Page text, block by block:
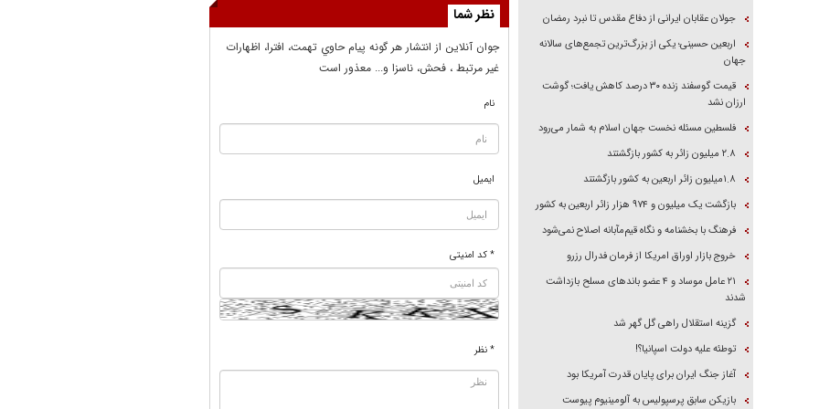
نظر شما
جوان آنلاين از انتشار هر گونه پيام حاوي تهمت، افترا، اظهارات
غير مرتبط ، فحش، ناسزا و... معذور است
نام
ایمیل
* کد امنیتی
* نظر
جولان عقابان ایرانی از دفاع مقدس تا نبرد رمضان
اربعین حسینی؛ یکی از بزرگ‌ترین تجمع‌های سالانه
جهان
قیمت گوسفند زنده ۳۰ درصد کاهش یافت؛ گوشت
ارزان نشد
فلسطین مسئله نخست جهان اسلام به شمار می‌رود
۲.۸ میلیون زائر به کشور بازگشتند
۱.۸میلیون زائر اربعین به کشور بازگشتند
بازگشت یک میلیون و ۹۷۴ هزار زائر اربعین به کشور
فرهنگ با بخشنامه و نگاه قیم‌مآبانه اصلاح نمی‌شود
خروج بازار اوراق امریکا از فرمان فدرال رزرو
۲۱ عامل موساد و ۴ عضو باند‌های مسلح بازداشت
شدند
گزینه استقلال راهی گل گهر شد
توطئه علیه دولت اسپانیا؟!
آغاز جنگ ایران برای پایان قدرت آمریکا بود
بازیکن سابق پرسپولیس به آلومینیوم پیوست